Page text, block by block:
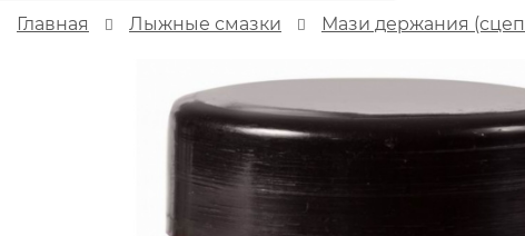
Главная Лыжные смазки Мази держания